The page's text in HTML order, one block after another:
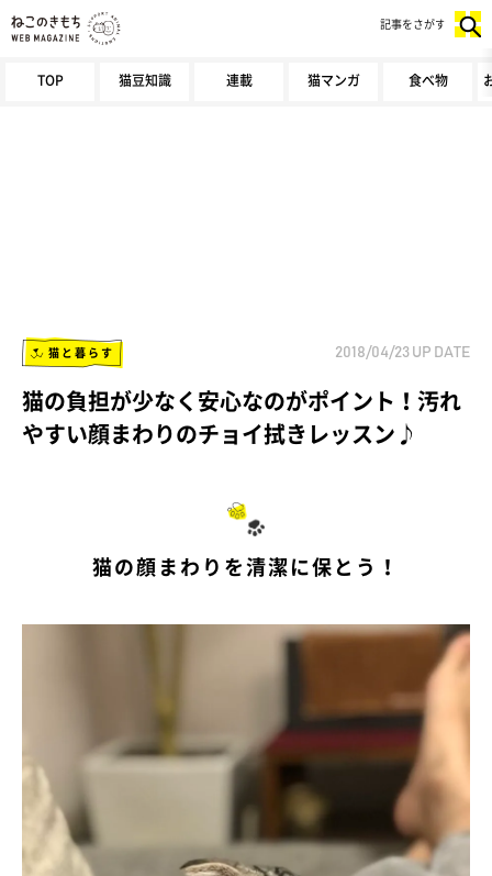
TOP 猫豆知識 連載 猫マンガ 食べ物
記事をさがす
猫と暮らす 2018/04/23 UP DATE
猫の負担が少なく安心なのがポイント！汚れ
やすい顔まわりのチョイ拭きレッスン♪
猫の顔まわりを清潔に保とう！